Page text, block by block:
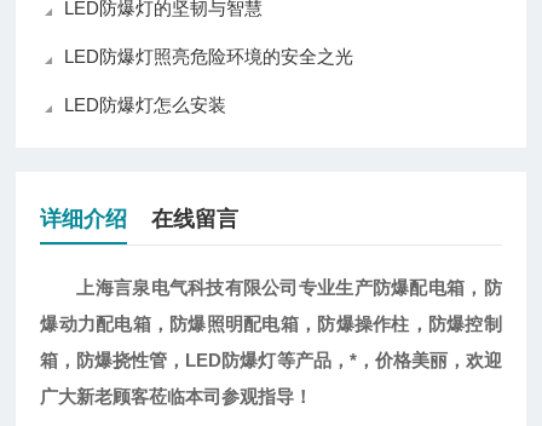
LED防爆灯的坚韧与智慧
LED防爆灯照亮危险环境的安全之光
LED防爆灯怎么安装
详细介绍 在线留言
上海言泉电气科技有限公司专业生产防爆配电箱，防
爆动力配电箱，防爆照明配电箱，防爆操作柱，防爆控制
箱，防爆挠性管， LED防爆灯等产品，*，价格美丽，欢迎
广大新老顾客莅临本司参观指导！